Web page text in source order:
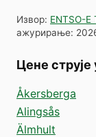
Извор: ENTSO-
ажурирање:
Цене
Åkersberga
Alingsås
Älmhult